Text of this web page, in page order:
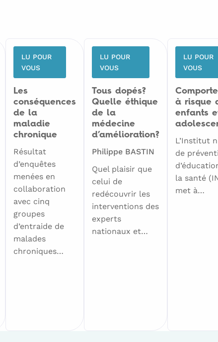
LU POUR
VOUS
Les
conséquences
de la
maladie
chronique
Résultat
d’enquêtes
menées en
collaboration
avec cinq
groupes
d’entraide de
malades
chroniques…
LU POUR
VOUS
Tous dopés?
Quelle éthique
de la
médecine
d’amélioration?
Philippe BASTIN
Quel plaisir que
celui de
redécouvrir les
interventions des
experts
nationaux et…
LU POUR
VOUS
à risque
enfants
L’Institut
de
la santé
met à…